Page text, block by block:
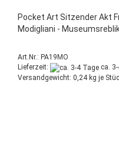
Pocket Art Sitzender Akt
Modigliani -
Art.Nr.: PA19MO
Lieferzeit:
ca.
Versandgewicht: 0,24kg je